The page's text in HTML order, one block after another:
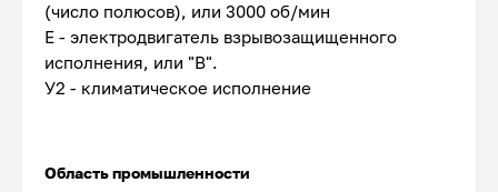
(число полюсов), или 3000 об/мин
Е - электродвигатель взрывозащищенного
исполнения, или "В".
У2 - климатическое исполнение
Область промышленности